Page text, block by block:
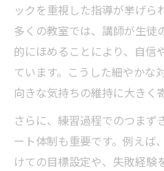
ックを重視した指導が挙げら
多くの教室では、講師が生徒
的にほめることにより、自信
ています。こうした細やかな
向きな気持ちの維持に大きく
さらに、練習過程でのつまず
ート体制も重要です。例えば
けての目標設定や、失敗経験